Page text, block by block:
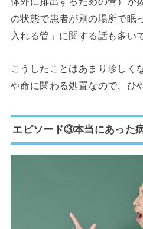
の状態で患者が別の場所で眠
入れる管」に関する話も多い
こうしたことはあまり珍しく
や命に関わる処置なので、ひ
エピソード③本当にあった